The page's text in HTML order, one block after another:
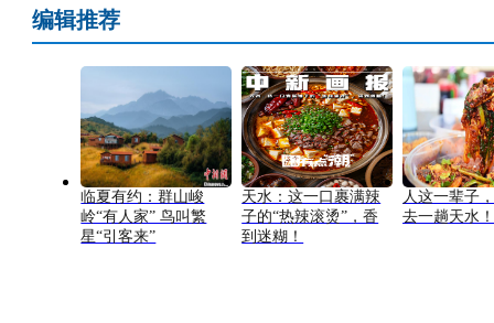
编辑推荐
临夏有约：群山峻
岭“有人家” 鸟叫繁
星“引客来”
天水：这一口裹满辣
子的“热辣滚烫”，香
到迷糊！
人这一辈子
去一趟天水